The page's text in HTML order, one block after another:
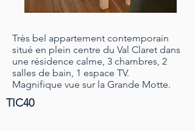
Très bel appartement contemporain
situé en plein centre du Val Claret dans
une résidence calme, 3 chambres, 2
salles de bain, 1 espace TV.
Magnifique vue sur la Grande Motte.
TIC40